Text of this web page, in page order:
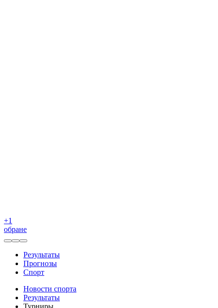
+1
обране
Результаты
Прогнозы
Спорт
Новости спорта
Результаты
Турниры